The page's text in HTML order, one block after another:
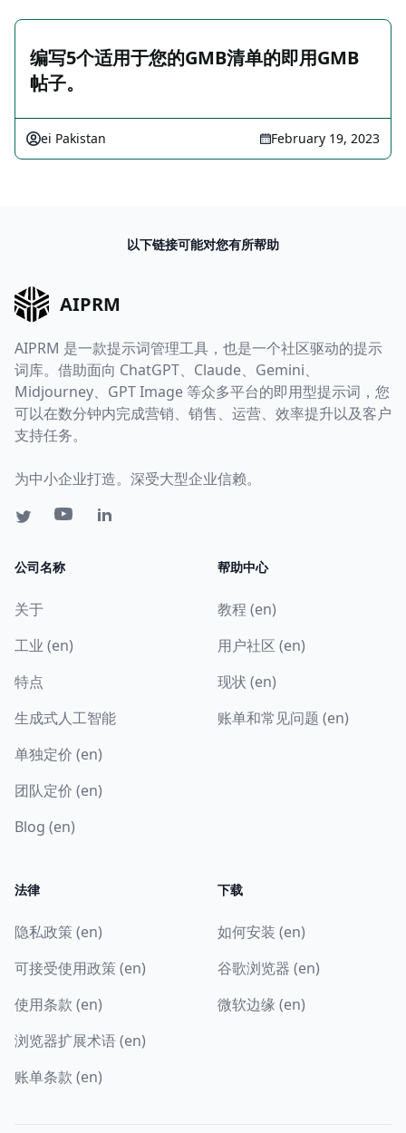
编写5个适用于您的GMB清单的即用GMB
帖子。
ei Pakistan February 19, 2023
以下链接可能对您有所帮助
AIPRM
AIPRM 是一款提示词管理工具，也是一个社区驱动的提示
词库。借助面向 ChatGPT、Claude、Gemini、
Midjourney、GPT Image 等众多平台的即用型提示词，您
可以在数分钟内完成营销、销售、运营、效率提升以及客户
支持任务。
为中小企业打造。深受大型企业信赖。
公司名称
关于
工业 (en)
特点
生成式人工智能
单独定价 (en)
团队定价 (en)
Blog (en)
帮助中心
教程 (en)
用户社区 (en)
现状 (en)
账单和常见问题 (en)
法律
隐私政策 (en)
可接受使用政策 (en)
使用条款 (en)
浏览器扩展术语 (en)
账单条款 (en)
下载
如何安装 (en)
谷歌浏览器 (en)
微软边缘 (en)